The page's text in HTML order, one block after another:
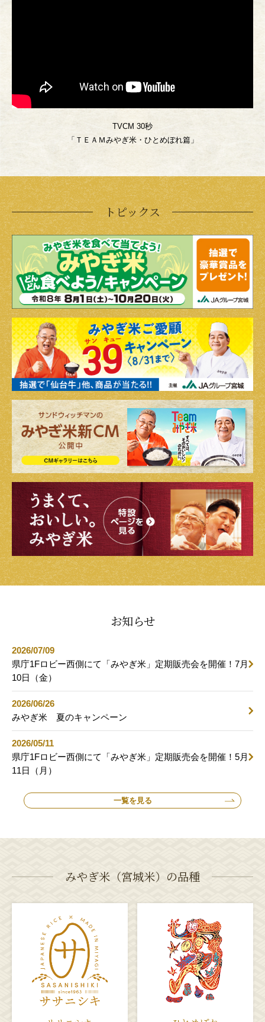
TVCM 30秒
「ＴＥＡＭみやぎ米・ひとめぼれ篇」
トピックス
お知らせ
2026/07/09
県庁1Fロビー西側にて「みやぎ米」定期販売会を開催！7月
10日（金）
2026/06/26
みやぎ米 夏のキャンペーン
2026/05/11
県庁1Fロビー西側にて「みやぎ米」定期販売会を開催！5月
11日（月）
一覧を見る
みやぎ米（宮城米）の品種